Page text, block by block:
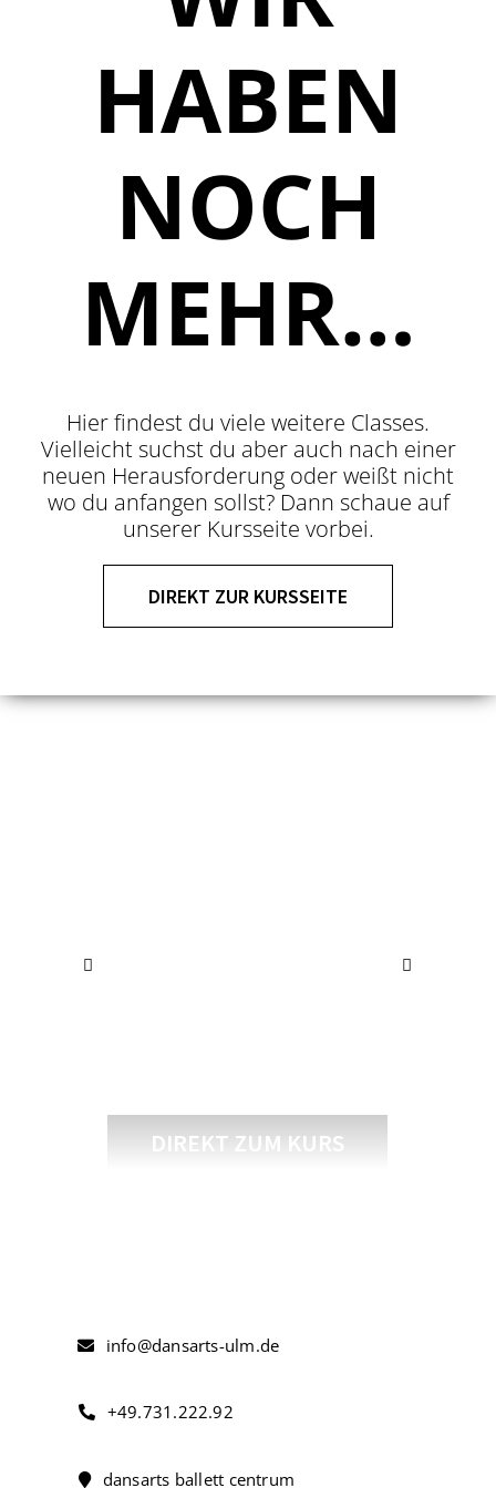
HABEN
NOCH
MEHR…
Hier findest du viele weitere Classes.
Vielleicht suchst du aber auch nach einer
neuen Herausforderung oder weißt nicht
wo du anfangen sollst? Dann schaue auf
unserer Kursseite vorbei.
DIREKT ZUR KURSSEITE
DIREKT ZUM KURS
info@dansarts-ulm.de
+49.731.222.92
dansarts ballett centrum